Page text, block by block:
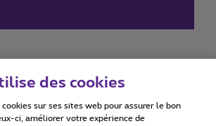
Accessibility statement
des cookies
sur ses sites web pour assurer le bon
ci, améliorer votre expérience de